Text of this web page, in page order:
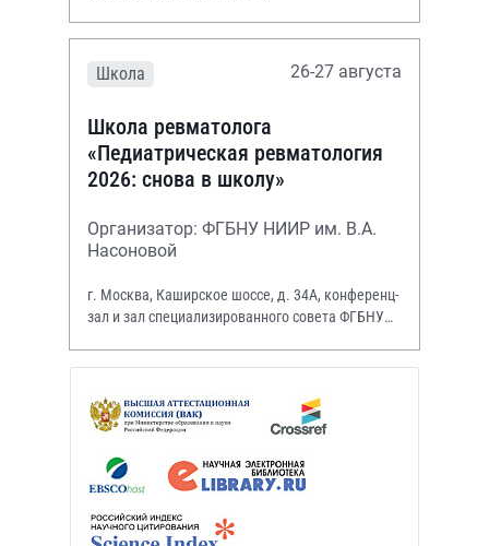
Школа 26-27 августа
Школа ревматолога
«Педиатрическая ревматология
2026: снова в школу»
Организатор: ФГБНУ НИИР им. В.А.
Насоновой
г. Москва, Каширское шоссе, д. 34А, конференц-
зал и зал специализированного совета ФГБНУ